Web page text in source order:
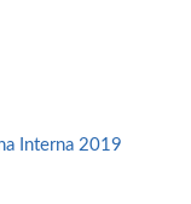
Interna 2019